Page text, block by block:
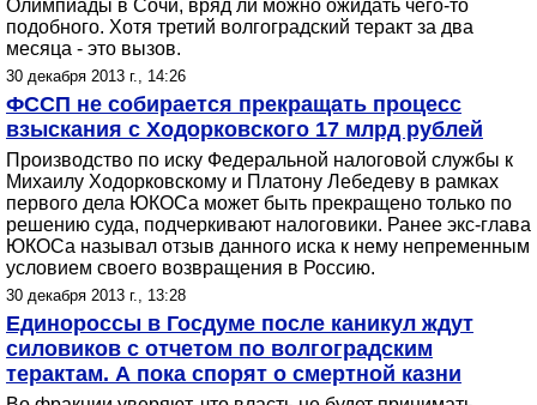
Олимпиады в Сочи, вряд ли можно ожидать чего-то
подобного. Хотя третий волгоградский теракт за два
месяца - это вызов.
30 декабря 2013 г., 14:26
ФССП не собирается прекращать процесс
взыскания с Ходорковского 17 млрд рублей
Производство по иску Федеральной налоговой службы к
Михаилу Ходорковскому и Платону Лебедеву в рамках
первого дела ЮКОСа может быть прекращено только по
решению суда, подчеркивают налоговики. Ранее экс-глава
ЮКОСа называл отзыв данного иска к нему непременным
условием своего возвращения в Россию.
30 декабря 2013 г., 13:28
Единороссы в Госдуме после каникул ждут
силовиков с отчетом по волгоградским
терактам. А пока спорят о смертной казни